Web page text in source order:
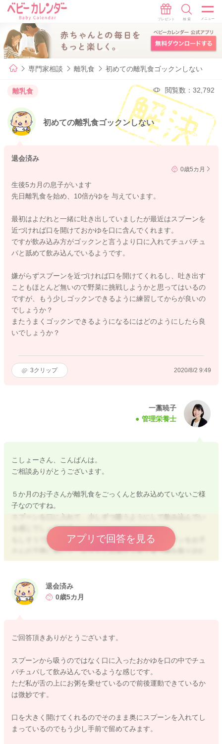
専門家相談 離乳食 初めての離乳食ゴックンしない
離乳食 閲覧数：32,792
初めての離乳食ゴックンしない
退会済み
0歳5カ月
生後5カ月の息子がいます
先日離乳食を始め、10倍がゆを 与えています。
最初はよだれと一緒に吐き出していましたが最近はスプーンを
近づければ口を開けておかゆを口に含んでくれます。
ですが飲み込み方がゴックンと言うより口に入れてチュパチュ
パと舐めて飲み込んでいるようです。
嫌がらずスプーンを近づければ口を開けてくれるし、吐き出す
こともほとんど無いので野菜に挑戦しようかと思ってはいるの
ですが、もう少しゴックンできるように練習してからが良いの
でしょうか？
またうまくゴックンできるようになるにはどのようにしたら良
いでしょうか？
3クリップ 2020/8/2 9:49
一藁暁子
管理栄養士
こしょーさん、こんばんは。
ご相談ありがとうございます。
５か月のお子さんが離乳食をごっくんと飲み込めていないご様
子なのですね。
スプーンを口に入れて、少しずつ吸うようにして飲み込んでい
る感じでしょうか？
もしそうであれば、離乳食を食べさせるときにスプーンをお子
さんの下唇に置いて、お子さん自身が上唇で食べ物を取り込む
ように食べさせるようにしてみてください。
ま吸うように食べたり、月齢が進むと離乳食を噛まずに丸呑み
してしまう癖がつきやすくなります。
徐々にヨーグルトくらいの硬さのペースト状にしていくと、だ
と思いますよ。
吐き出すこともなくしっかり食べてくれているようでしたら、
この調子でお粥→お野菜→タンパク質と進んでいっていただい
て大丈夫です。
食べさせ方などは当サイトの動画も参考にしてくださいね。
アプリで回答を見る
退会済み
0歳5カ月
ご回答頂きありがとうございます。
スプーンから吸うのではなく口に入ったおかゆを口の中でチュ
パチュパして飲み込んでいるような感じです。
ただ私が舌の上にお粥を乗せているので前後運動できているか
は微妙です。
口を大きく開けてくれるのでそのまま奥にスプーンを入れてし
まっているのでもう少し手前で留めてみます。